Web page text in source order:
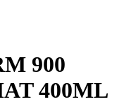
900
400ML